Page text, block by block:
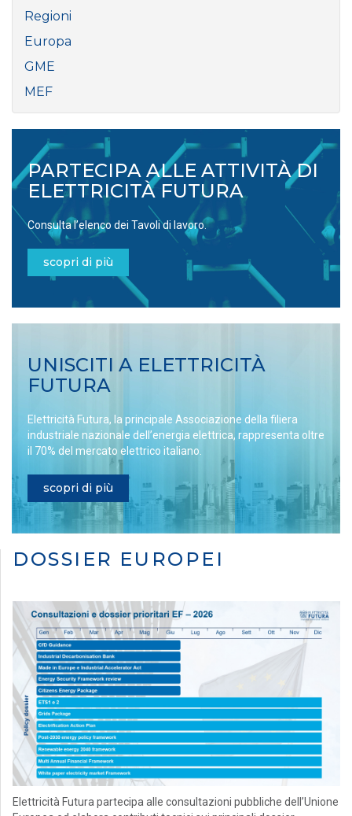
Regioni
Europa
GME
MEF
PARTECIPA ALLE ATTIVITÀ DI
ELETTRICITÀ FUTURA
Consulta l’elenco dei Tavoli di lavoro.
scopri di più
UNISCITI A ELETTRICITÀ
FUTURA
Elettricità Futura, la principale Associazione della filiera
industriale nazionale dell’energia elettrica, rappresenta oltre
il 70% del mercato elettrico italiano.
scopri di più
DOSSIER EUROPEI
Elettricità Futura partecipa alle consultazioni pubbliche dell’Unione